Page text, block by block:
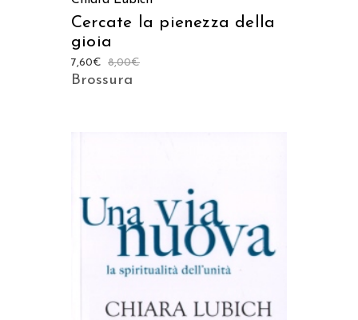
Cercate la pienezza della
gioia
8,00€
7,60€
Brossura
AGGIUNGI AL CARRELLO